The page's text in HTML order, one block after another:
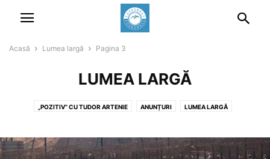
Acasă Lumea largă Pagina 3
LUMEA LARGĂ
„POZITIV” CU TUDOR ARTENIE ANUNȚURI LUMEA LARGĂ